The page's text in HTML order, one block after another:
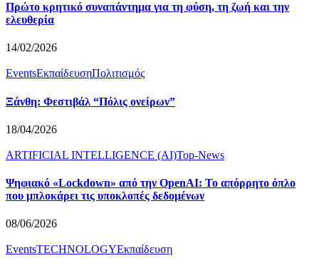
Πρώτο κρητικό συναπάντημα για τη φύση, τη ζωή και την
ελευθερία
14/02/2026
EventsΕκπαίδευσηΠολιτισμός
Ξάνθη: Φεστιβάλ “Πόλις ονείρων”
18/04/2026
ARTIFICIAL INTELLIGENCE (AI)Top-News
Ψηφιακό «Lockdown» από την OpenAI: Το απόρρητο όπλο
που μπλοκάρει τις υποκλοπές δεδομένων
08/06/2026
EventsTECHNOLOGYΕκπαίδευση